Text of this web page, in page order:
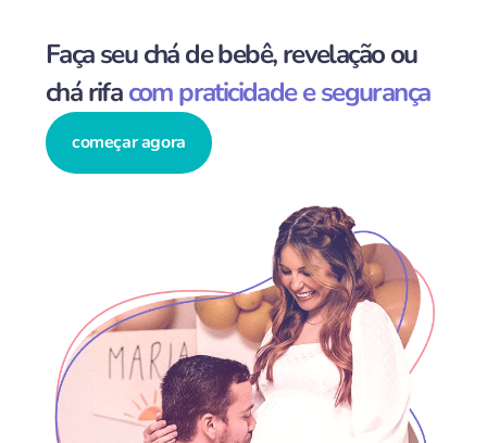
Faça seu chá de bebê, revelação ou
chá rifacom praticidade e segurança
começar agora